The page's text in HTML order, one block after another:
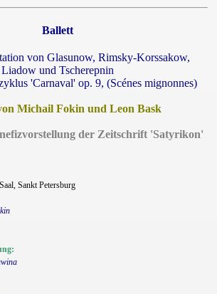
Ballett
von Glasunow, Rimsky-Korssakow,
Liadow und Tscherepnin
'Carnaval' op. 9, (Scénes mignonnes)
Michail Fokin und Leon Bask
der Zeitschrift 'Satyrikon'
Sankt Petersburg